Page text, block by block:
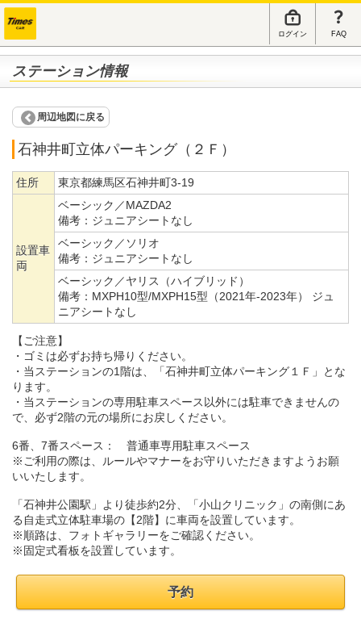
ログイン FAQ
ステーション情報
周辺地図に戻る
石神井町立体パーキング（２Ｆ）
住所 東京都練馬区石神井町3-19
設置車
両
ベーシック／MAZDA2
備考： ジュニアシートなし
ベーシック／ソリオ
備考： ジュニアシートなし
ベーシック／ヤリス（ハイブリッド）
備考： MXPH10型/MXPH15型（2021年-2023年） ジュ
ニアシートなし
【ご注意】
・ゴミは必ずお持ち帰りください。
・当ステーションの1階は、「石神井町立体パーキング１Ｆ」とな
ります。
・当ステーションの専用駐車スペース以外には駐車できませんの
で、必ず2階の元の場所にお戻しください。
6番、7番スペース： 普通車専用駐車スペース
※ご利用の際は、ルールやマナーをお守りいただきますようお願
いいたします。
「石神井公園駅」より徒歩約2分、「小山クリニック」の南側にあ
る自走式立体駐車場の【2階】に車両を設置しています。
※順路は、フォトギャラリーをご確認ください。
※固定式看板を設置しています。
予約